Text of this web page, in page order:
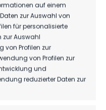
auf einem
zur Auswahl von
für personalisierte
zur Auswahl
von Profilen zur
von Profilen zur
und
reduzierter Daten zur
2024
Beitrag